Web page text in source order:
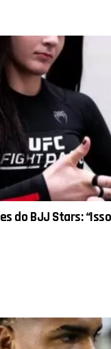
do BJJ Stars: